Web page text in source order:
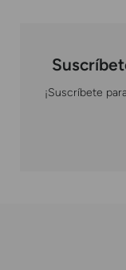
¡Suscríbete